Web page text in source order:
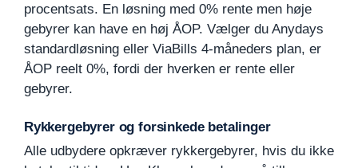
procentsats. En løsning med 0% rente men høje
gebyrer kan have en høj ÅOP. Vælger du Anydays
standardløsning eller ViaBills 4-måneders plan, er
ÅOP reelt 0%, fordi der hverken er rente eller
gebyrer.
Rykkergebyrer og forsinkede betalinger
Alle udbydere opkræver rykkergebyrer, hvis du ikke